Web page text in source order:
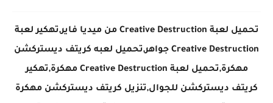
تحميل لعبة Creative Destruction من ميديا فاير,
تهكير لعبة
Creative Destruction جواهر,تحميل لعبه كريتف ديستركشن
مهكرة,تحميل لعبة Creative Destruction مهكرة,تهكير
كريتف ديستركشن للجوال,تنزيل كريتف ديستركشن مهكرة